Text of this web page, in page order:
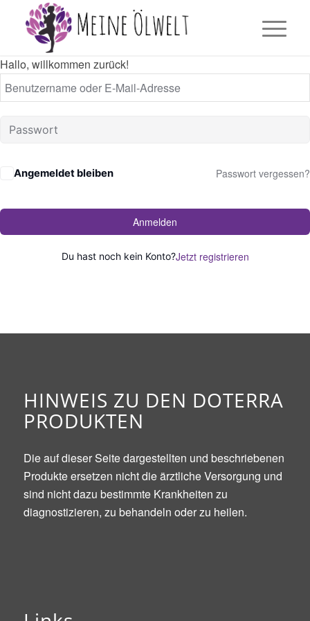
Hallo, willkommen zurück!
Angemeldet bleiben Passwort vergessen?
Anmelden
Du hast noch kein Konto?Jetzt registrieren
HINWEIS ZU DEN DOTERRA
PRODUKTEN
Die auf dieser Seite dargestellten und beschriebenen
Produkte ersetzen nicht die ärztliche Versorgung und
sind nicht dazu bestimmte Krankheiten zu
diagnostizieren, zu behandeln oder zu heilen.